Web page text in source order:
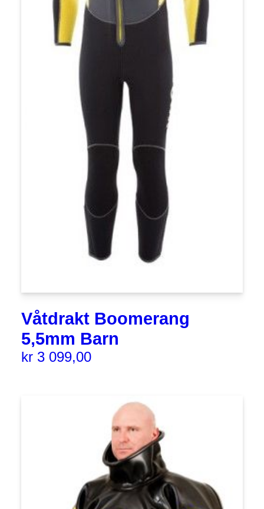
Våtdrakt Boomerang
5,5mm Barn
kr 3 099,00